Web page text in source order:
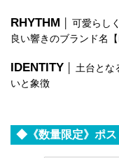
RHYTHM │ 可愛らし
良い響きのブランド名
IDENTITY │ 土台とな
いと象徴
◆《数量限定》ポス